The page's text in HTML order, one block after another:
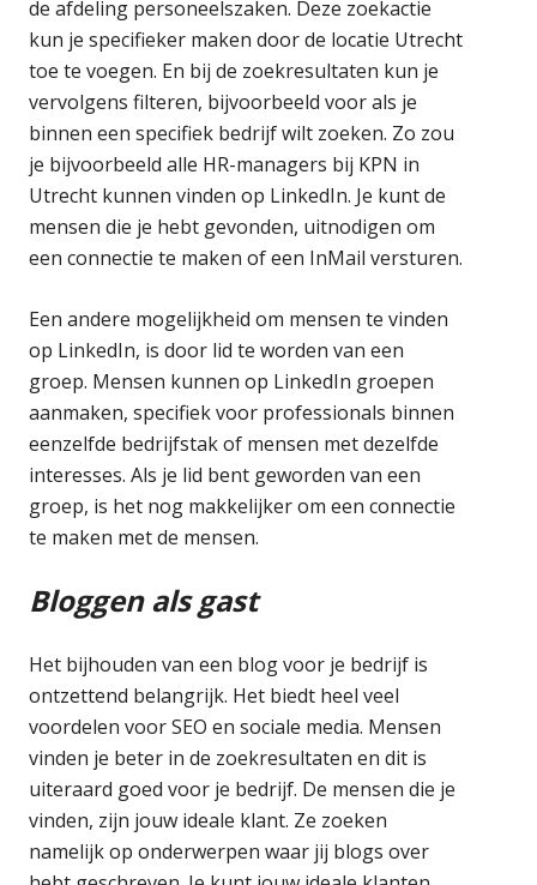
de afdeling personeelszaken. Deze zoekactie
kun je specifieker maken door de locatie Utrecht
toe te voegen. En bij de zoekresultaten kun je
vervolgens filteren, bijvoorbeeld voor als je
binnen een specifiek bedrijf wilt zoeken. Zo zou
je bijvoorbeeld alle HR-managers bij KPN in
Utrecht kunnen vinden op LinkedIn. Je kunt de
mensen die je hebt gevonden, uitnodigen om
een connectie te maken of een InMail versturen.
Een andere mogelijkheid om mensen te vinden
op LinkedIn, is door lid te worden van een
groep. Mensen kunnen op LinkedIn groepen
aanmaken, specifiek voor professionals binnen
eenzelfde bedrijfstak of mensen met dezelfde
interesses. Als je lid bent geworden van een
groep, is het nog makkelijker om een connectie
te maken met de mensen.
Bloggen als gast
Het bijhouden van een blog voor je bedrijf is
ontzettend belangrijk. Het biedt heel veel
voordelen voor SEO en sociale media. Mensen
vinden je beter in de zoekresultaten en dit is
uiteraard goed voor je bedrijf. De mensen die je
vinden, zijn jouw ideale klant. Ze zoeken
namelijk op onderwerpen waar jij blogs over